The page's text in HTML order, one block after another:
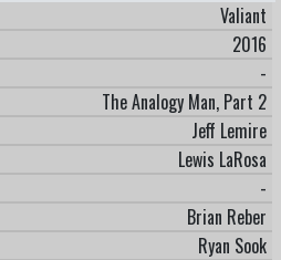
Valiant
2016
-
The Analogy Man, Part 2
Jeff Lemire
Lewis LaRosa
-
Brian Reber
Ryan Sook